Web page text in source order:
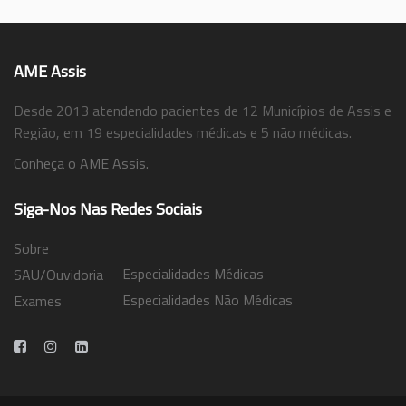
AME Assis
Desde 2013 atendendo pacientes de 12 Municípios de Assis e
Região, em 19 especialidades médicas e 5 não médicas.
Conheça o AME Assis.
Siga-Nos Nas Redes Sociais
Sobre
SAU/Ouvidoria
Exames
Especialidades Médicas
Especialidades Não Médicas